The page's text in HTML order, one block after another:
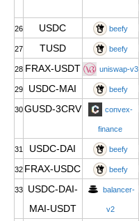
26 USDC beefy
27 TUSD beefy
28 FRAX-USDT uniswap-v3
29 USDC-MAI beefy
30GUSD-3CRV convex-
finance
31 USDC-DAI beefy
32 FRAX-USDC beefy
33
USDC-DAI-
MAI-USDT
balancer-
v2